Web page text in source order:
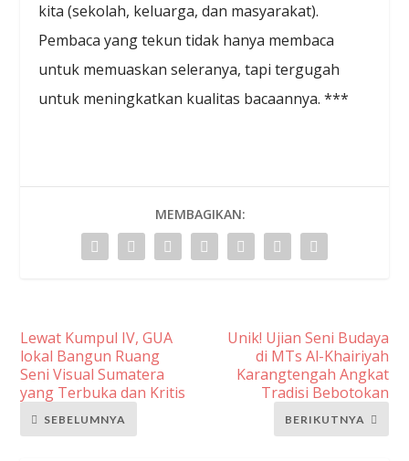
kita (sekolah, keluarga, dan masyarakat).
Pembaca yang tekun tidak hanya membaca
untuk memuaskan seleranya, tapi tergugah
untuk meningkatkan kualitas bacaannya. ***
MEMBAGIKAN:
Lewat Kumpul IV, GUA
lokal Bangun Ruang
Seni Visual Sumatera
yang Terbuka dan Kritis
SEBELUMNYA
Unik! Ujian Seni Budaya
di MTs Al-Khairiyah
Karangtengah Angkat
Tradisi Bebotokan
BERIKUTNYA